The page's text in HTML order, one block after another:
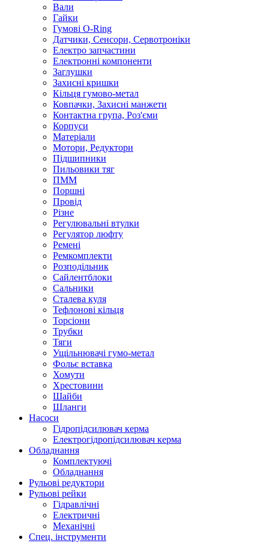
Вали
Гайки
Гумові O-Ring
Датчики, Сенсори, Сервотроніки
Електро запчастини
Електронні компоненти
Заглушки
Захисні кришки
Кільця гумово-метал
Ковпачки, Захисні манжети
Контактна група, Роз'єми
Корпуси
Матеріали
Мотори, Редуктори
Підшипники
Пильовики тяг
ПММ
Поршні
Провід
Різне
Регулювальні втулки
Регулятор люфту
Ремені
Ремкомплекти
Розподільник
Сайлентблоки
Сальники
Сталева куля
Тефлонові кільця
Торсіони
Трубки
Тяги
Ущільнювачі гумо-метал
Фольє вставка
Хомути
Хрестовини
Шайби
Шланги
Насоси
Гідропідсилювач керма
Електрогідропідсилювач керма
Обладнання
Комплектуючі
Обладнання
Рульові редуктори
Рульові рейки
Гідравлічні
Електричні
Механічні
Спец. інструменти